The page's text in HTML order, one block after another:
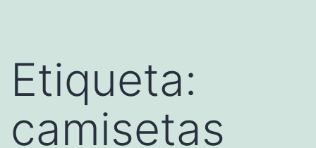
Etiqueta:
camisetas